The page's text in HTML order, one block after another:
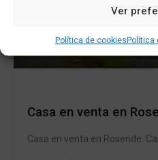
Ver
Política de cookiesPolítica
En Venta
Casa en venta en
Casa en venta en Rosende.